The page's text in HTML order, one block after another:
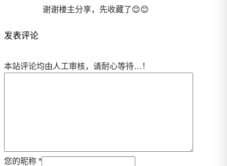
谢谢楼主分享，先收藏了😊😊
发表评论
本站评论均由人工审核，请耐心等待…！
您的昵称 *